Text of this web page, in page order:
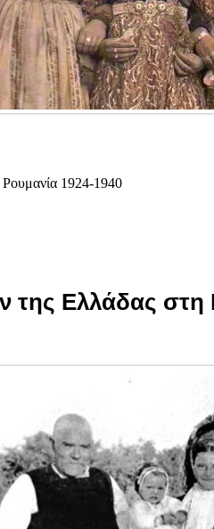
1924-1940
της Ελλάδας στη